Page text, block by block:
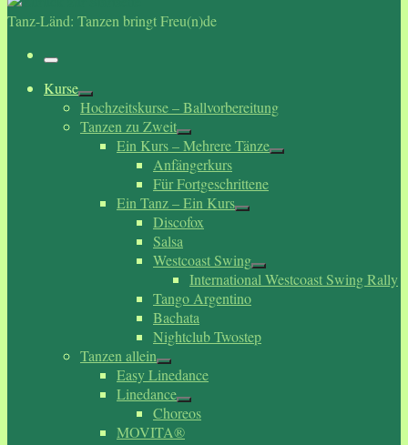
Tanz-Länd: Tanzen bringt Freu(n)de
Menü
Kurse
Hochzeitskurse – Ballvorbereitung
Tanzen zu Zweit
Ein Kurs – Mehrere Tänze
Anfängerkurs
Für Fortgeschrittene
Ein Tanz – Ein Kurs
Discofox
Salsa
Westcoast Swing
International Westcoast Swing Rally
Tango Argentino
Bachata
Nightclub Twostep
Tanzen allein
Easy Linedance
Linedance
Choreos
MOVITA®